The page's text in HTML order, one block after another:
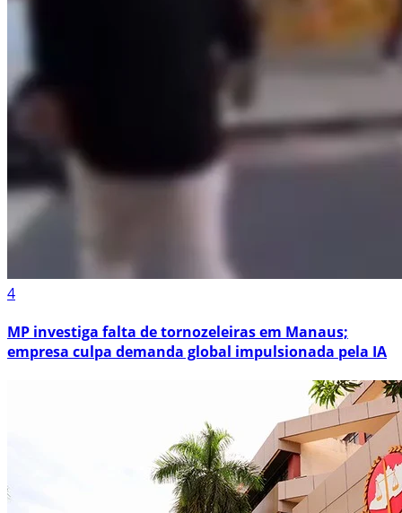
4
MP investiga falta de tornozeleiras em Manaus;
empresa culpa demanda global impulsionada pela IA